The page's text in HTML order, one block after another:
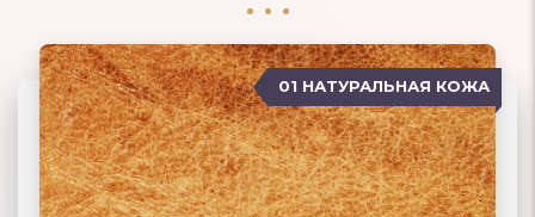
04 ЗАМША 01 НАТУРАЛЬНАЯ КОЖА
02 ЭКОКОЖА
03 ИСКУССТВЕННАЯ КОЖА